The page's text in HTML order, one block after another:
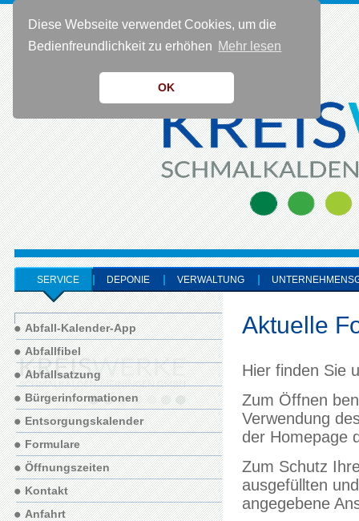
Diese Webseite verwendet Cookies, um die
Bedienfreundlichkeit zu erhöhen Mehr lesen
OK
KONTAKT 0 36 83 - 40 91 0
SERVICE DEPONIE VERWALTUNG
Aktuelle
Hier finden Sie
Zum Öffnen
Verwendung
der Homepage
Zum Schutz
ausgefüllten
angegebene
Abfall-Kalender-App
Abfallfibel
Abfallsatzung
Bürgerinformationen
Entsorgungskalender
Formulare
Öffnungszeiten
Kontakt
Anfahrt